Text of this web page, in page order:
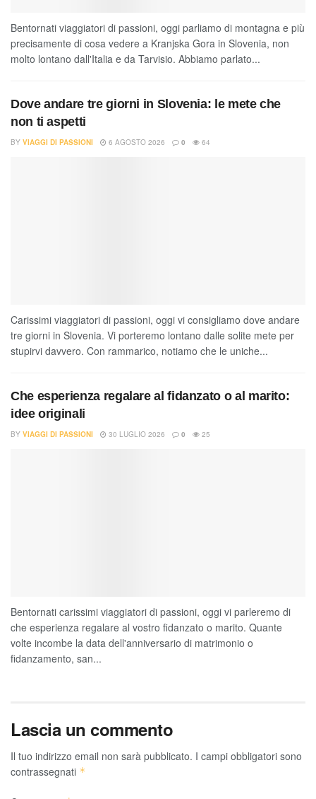
Bentornati viaggiatori di passioni, oggi parliamo di montagna e più
precisamente di cosa vedere a Kranjska Gora in Slovenia, non
molto lontano dall'Italia e da Tarvisio. Abbiamo parlato...
Dove andare tre giorni in Slovenia: le mete che
non ti aspetti
BY VIAGGI DI PASSIONI 6 AGOSTO 2026 0 64
Carissimi viaggiatori di passioni, oggi vi consigliamo dove andare
tre giorni in Slovenia. Vi porteremo lontano dalle solite mete per
stupirvi davvero. Con rammarico, notiamo che le uniche...
Che esperienza regalare al fidanzato o al marito:
idee originali
BY VIAGGI DI PASSIONI 30 LUGLIO 2026 0 25
Bentornati carissimi viaggiatori di passioni, oggi vi parleremo di
che esperienza regalare al vostro fidanzato o marito. Quante
volte incombe la data dell'anniversario di matrimonio o
fidanzamento, san...
Lascia un commento
Il tuo indirizzo email non sarà pubblicato. I campi obbligatori sono
contrassegnati *